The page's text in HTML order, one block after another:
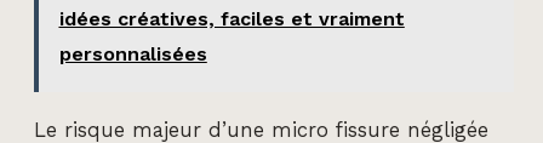
idées créatives, faciles et vraiment
personnalisées
Le risque majeur d’une micro fissure négligée